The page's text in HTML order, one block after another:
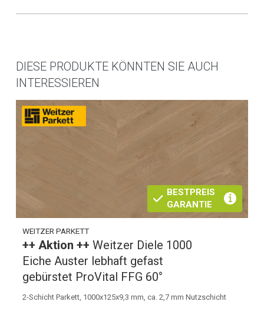
DIESE PRODUKTE KÖNNTEN SIE AUCH
INTERESSIEREN
BESTPREIS
GARANTIE
WEITZER PARKETT
++ Aktion ++Weitzer Diele 1000
Eiche Auster lebhaft gefast
gebürstet ProVital FFG 60°
2-Schicht Parkett, 1000x125x9,3 mm, ca. 2,7 mm Nutzschicht